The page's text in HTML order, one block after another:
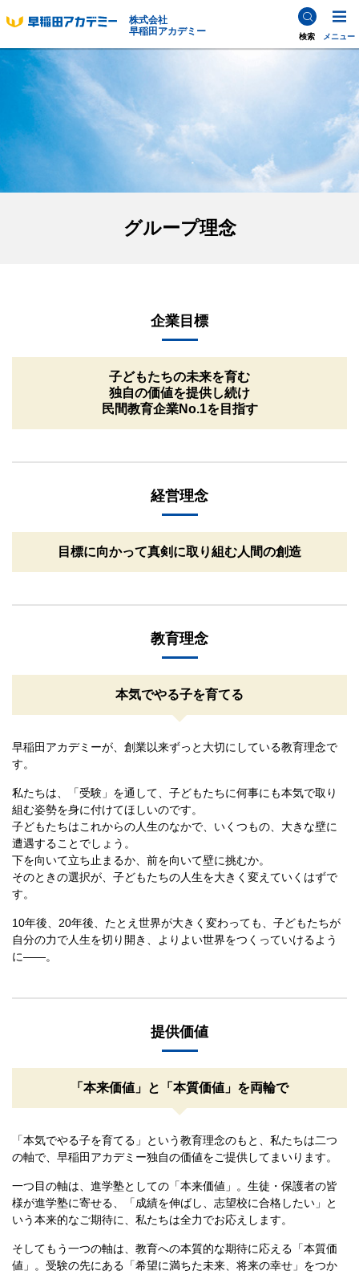
株式会社
早稲田アカデミー
検索 メニュー
グループ理念
企業目標
子どもたちの未来を育む
独自の価値を提供し続け
民間教育企業No.1を目指す
経営理念
目標に向かって真剣に取り組む人間の創造
教育理念
本気でやる子を育てる
早稲田アカデミーが、創業以来ずっと大切にしている教育理念で
す。
私たちは、「受験」を通して、子どもたちに何事にも本気で取り
組む姿勢を身に付けてほしいのです。
子どもたちはこれからの人生のなかで、いくつもの、大きな壁に
遭遇することでしょう。
下を向いて立ち止まるか、前を向いて壁に挑むか。
そのときの選択が、子どもたちの人生を大きく変えていくはずで
す。
10年後、20年後、たとえ世界が大きく変わっても、 子どもたちが
自分の力で人生を切り開き、よりよい世界をつくっていけるよう
に――。
提供価値
「本来価値」と「本質価値」を両輪で
「本気でやる子を育てる」という教育理念のもと、 私たちは二つ
の軸で、早稲田アカデミー独自の価値をご提供してまいります。
一つ目の軸は、進学塾としての「本来価値」。 生徒・保護者の皆
様が進学塾に寄せる、「成績を伸ばし、志望校に合格したい」と
いう本来的なご期待に、私たちは全力でお応えします。
そしてもう一つの軸は、教育への本質的な期待に応える「本質価
値」。 受験の先にある「希望に満ちた未来、将来の幸せ」をつか